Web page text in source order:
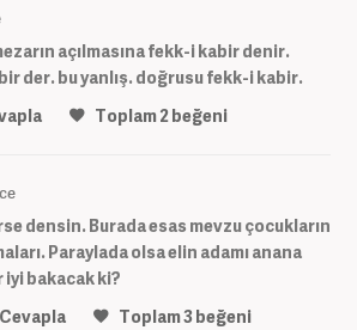
açılmasına fekk-i kabir denir.
der. bu yanlış. doğrusu fekk-i kabir.
Toplam2beğeni
densin. Burada esas mevzu çocukların
Paraylada olsa elin adamı anana
iyi bakacak ki?
Cevapla Toplam3beğeni